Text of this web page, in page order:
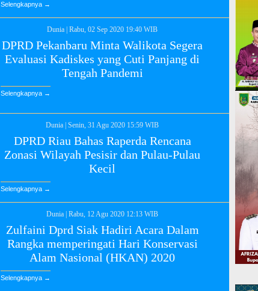
Selengkapnya →
Dunia Rabu, 02 Sep 2020 19:40 WIB
DPRD Pekanbaru Minta Walikota Segera
Evaluasi Kadiskes yang Cuti Panjang di
Tengah Pandemi
Selengkapnya →
Dunia Senin, 31 Agu 2020 15:59 WIB
DPRD Riau Bahas Raperda Rencana
Zonasi Wilayah Pesisir dan Pulau-Pulau
Kecil
Selengkapnya →
Dunia Rabu, 12 Agu 2020 12:13 WIB
Zulfaini Dprd Siak Hadiri Acara Dalam
Rangka memperingati Hari Konservasi
Alam Nasional (HKAN) 2020
Selengkapnya →